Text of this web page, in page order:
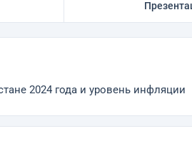
2024 года и уровень инфляции